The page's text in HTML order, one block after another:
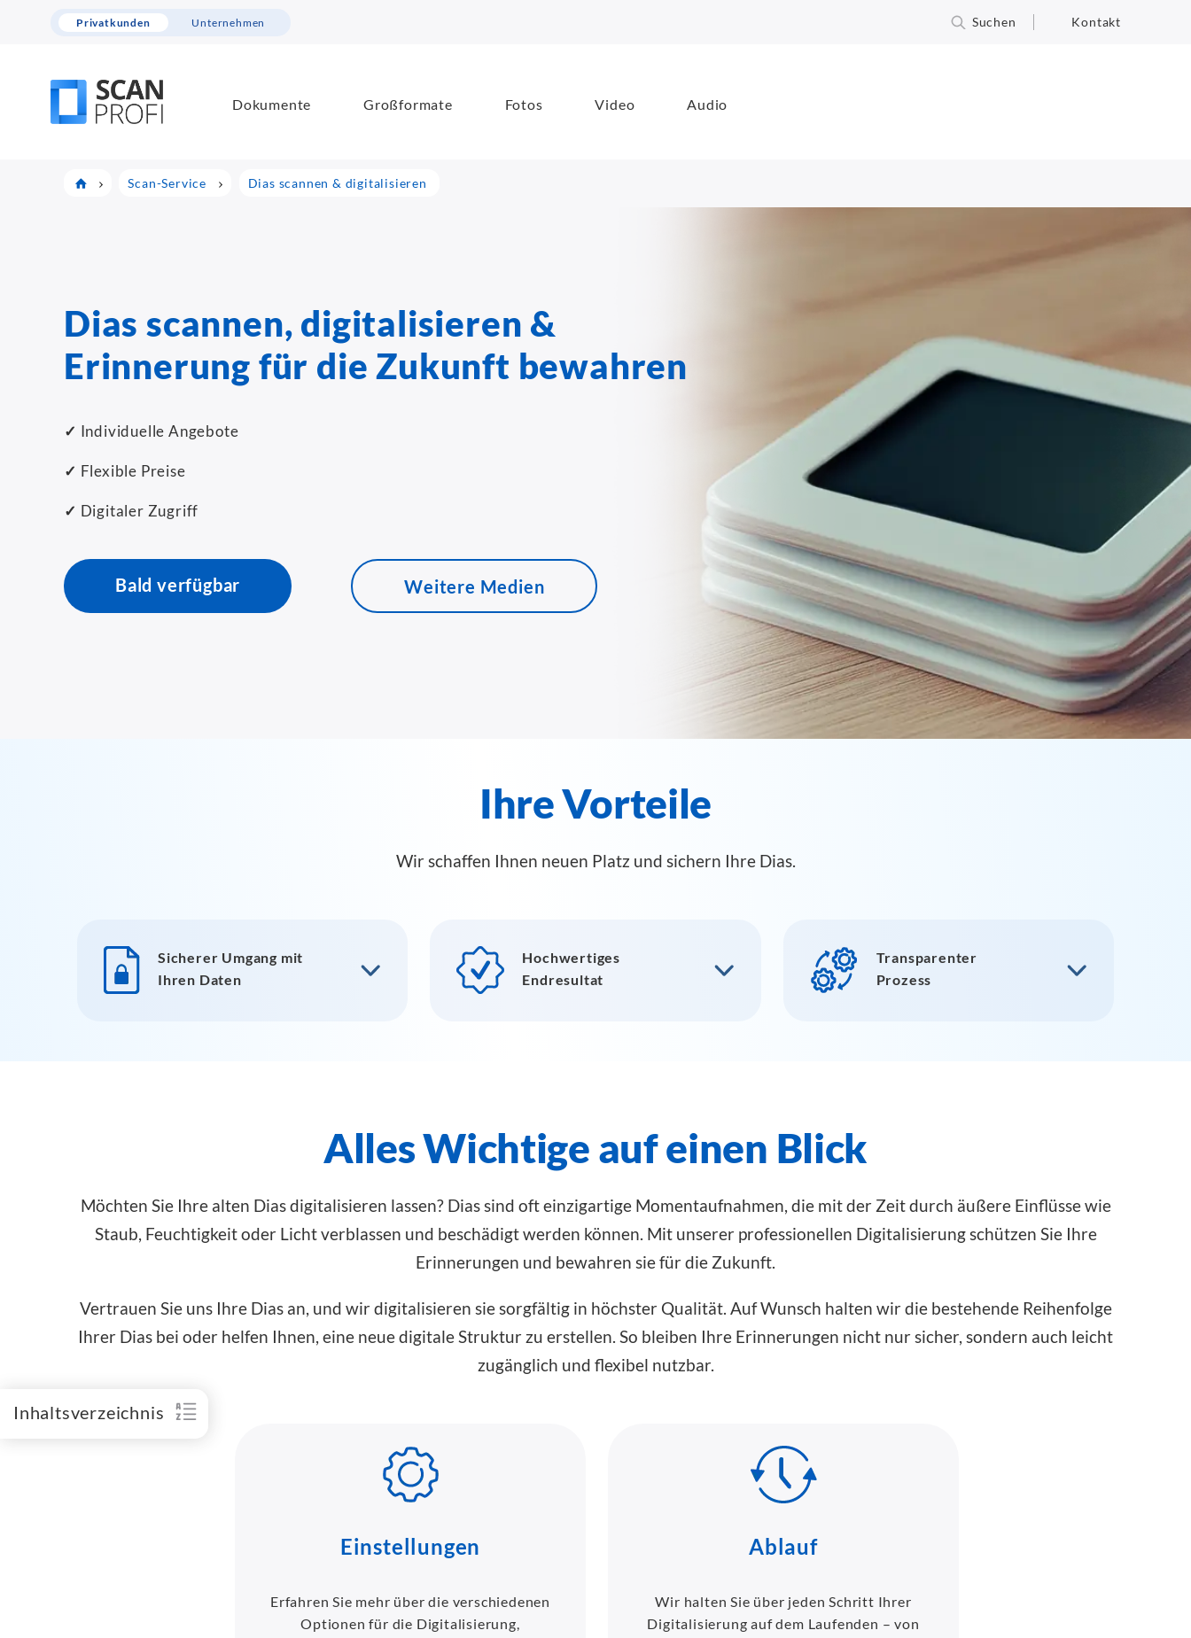
Privatkunden Unternehmen Suchen Kontakt
Dokumente Großformate Fotos Video Audio
Scan-Service Dias scannen & digitalisieren
Inhaltsverzeichnis
Dias scannen, digitalisieren &
Erinnerung für die Zukunft bewahren
✓ Individuelle Angebote
✓ Flexible Preise
✓ Digitaler Zugriff
Bald verfügbar Weitere Medien
Ihre Vorteile
Wir schaffen Ihnen neuen Platz und sichern Ihre Dias.
Sicherer Umgang mit
Ihren Daten
Hochwertiges
Endresultat
Transparenter
Prozess
Alles Wichtige auf einen Blick
Möchten Sie Ihre alten Dias digitalisieren lassen? Dias sind oft einzigartige Momentaufnahmen, die mit der Zeit durch äußere Einflüsse wie
Staub, Feuchtigkeit oder Licht verblassen und beschädigt werden können. Mit unserer professionellen Digitalisierung schützen Sie Ihre
Erinnerungen und bewahren sie für die Zukunft.
Vertrauen Sie uns Ihre Dias an, und wir digitalisieren sie sorgfältig in höchster Qualität. Auf Wunsch halten wir die bestehende Reihenfolge
Ihrer Dias bei oder helfen Ihnen, eine neue digitale Struktur zu erstellen. So bleiben Ihre Erinnerungen nicht nur sicher, sondern auch leicht
zugänglich und flexibel nutzbar.
Einstellungen
Erfahren Sie mehr über die verschiedenen
Optionen für die Digitalisierung,
Ablauf
Wir halten Sie über jeden Schritt Ihrer
Digitalisierung auf dem Laufenden – von